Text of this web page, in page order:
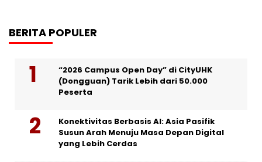
BERITA POPULER
“2026 Campus Open Day” di CityUHK
(Dongguan) Tarik Lebih dari 50.000
Peserta
Konektivitas Berbasis AI: Asia Pasifik
Susun Arah Menuju Masa Depan Digital
yang Lebih Cerdas